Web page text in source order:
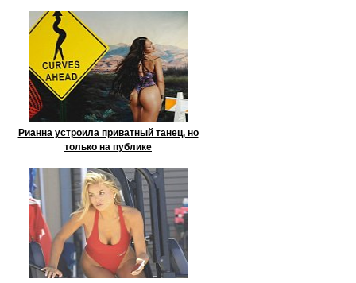
Рианна устроила приватный танец, но
только на публике